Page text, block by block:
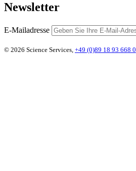
Newsletter
E-Mailadresse
© 2026 Science Services, +49 (0)89 18 93 668 0